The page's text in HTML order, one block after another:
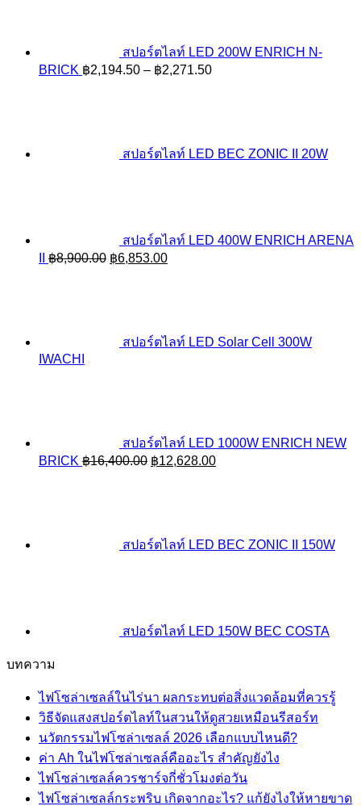
สปอร์ตไลท์ LED 200W ENRICH N-
BRICK ฿2,194.50 – ฿2,271.50Price
สปอร์ตไลท์ LED BEC ZONIC II 20W
สปอร์ตไลท์ LED 400W ENRICH ARENA
฿8,900.00 Original
฿6,853.00Current
สปอร์ตไลท์ LED Solar Cell 300W
IWACHI
สปอร์ตไลท์ LED 1000W ENRICH NEW
BRICK ฿16,400.00 Original
฿12,628.00Current
สปอร์ตไลท์ LED BEC ZONIC II 150W
สปอร์ตไลท์ LED 150W BEC COSTA
บทความ
ไฟโซล่าเซลล์ในไร่นา ผลกระทบต่อสิ่งแวดล้อมที่ควรรู้
วิธีจัดแสงสปอร์ตไลท์ในสวนให้ดูสวยเหมือนรีสอร์ท
นวัตกรรมไฟโซล่าเซลล์ 2026 เลือกแบบไหนดี?
ค่า Ah ในไฟโซล่าเซลล์คืออะไร สำคัญยังไง
ไฟโซล่าเซลล์ควรชาร์จกี่ชั่วโมงต่อวัน
ไฟโซล่าเซลล์กระพริบ เกิดจากอะไร? แก้ยังไงให้หายขาด